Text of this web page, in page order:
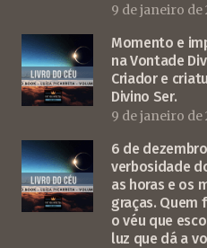
9 de janeiro de
Momento e
na Vontade
Criador e
Divino Ser.
9 de janeiro de
6 de
verbosidade
as horas e os
graças. Quem
o véu que
luz que dá a